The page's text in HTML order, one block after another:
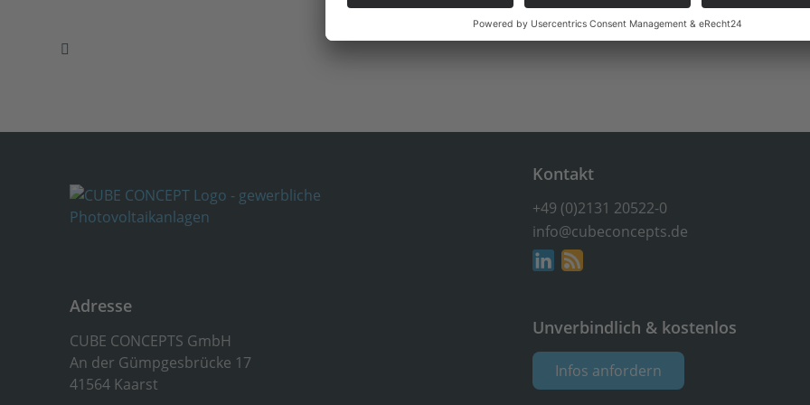
Kontakt
+49 (0)2131 20522-0
info@cubeconcepts.de
Adresse
CUBE CONCEPTS GmbH
An der Gümpgesbrücke 17
41564 Kaarst
Unverbindlich & kostenlos
Infos anfordern